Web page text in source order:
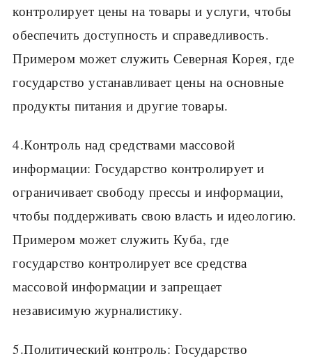
контролирует цены на товары и услуги, чтобы
обеспечить доступность и справедливость.
Примером может служить Северная Корея, где
государство устанавливает цены на основные
продукты питания и другие товары.
4.Контроль над средствами массовой
информации: Государство контролирует и
ограничивает свободу прессы и информации,
чтобы поддерживать свою власть и идеологию.
Примером может служить Куба, где
государство контролирует все средства
массовой информации и запрещает
независимую журналистику.
5.Политический контроль: Государство